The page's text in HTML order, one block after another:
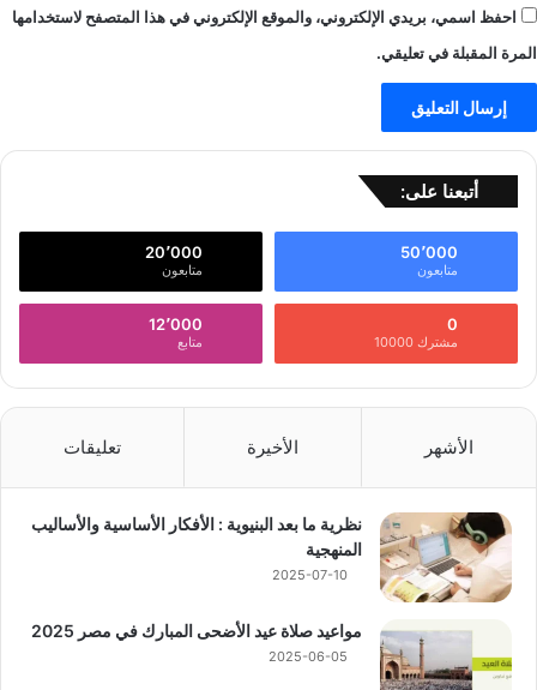
احفظ اسمي، بريدي الإلكتروني، والموقع الإلكتروني في هذا المتصفح لاستخدامها
المرة المقبلة في تعليقي.
أتبعنا على:
50٬000
متابعون
20٬000
متابعون
0
مشترك 10000
12٬000
متابع
الأشهر الأخيرة تعليقات
نظرية ما بعد البنيوية : الأفكار الأساسية والأساليب
المنهجية
2025-07-10
مواعيد صلاة عيد الأضحى المبارك في مصر 2025
2025-06-05